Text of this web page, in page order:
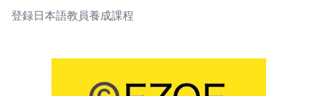
登録日本語教員養成課程